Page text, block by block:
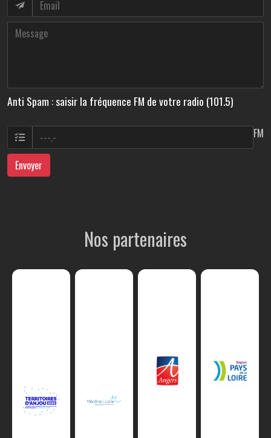
Anti Spam : saisir la fréquence FM de votre radio (101.5)
FM
Envoyer
Nos partenaires